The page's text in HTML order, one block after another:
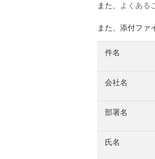
また、
よくある
また、添付ファ
件名
会社名
部署名
氏名